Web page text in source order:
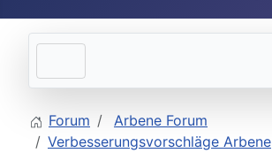
Forum
Arbene Forum
Verbesserungsvorschläge Arbene